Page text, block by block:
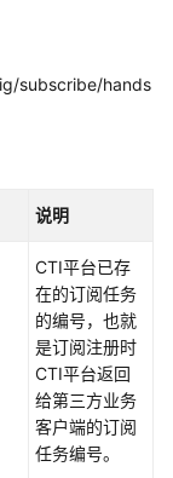
subscribe/hands
说明
CTI平台已存
在的订阅任务
的编号，也就
是订阅注册时
CTI平台返回
给第三方业务
客户端的订阅
任务编号。